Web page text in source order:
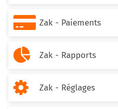
 Zak - Paiements
 Zak - Rapports
 Zak - Réglages